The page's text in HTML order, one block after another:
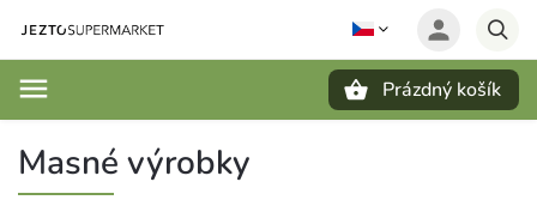
Prázdný košík
Masné výrobky